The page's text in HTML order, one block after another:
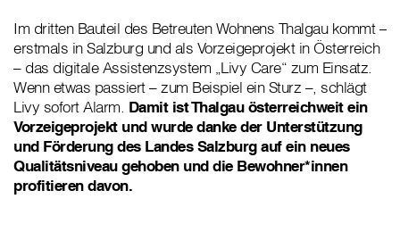
Im dritten Bauteil des Betreuten Wohnens Thalgau kommt –
erstmals in Salzburg und als Vorzeigeprojekt in Österreich
– das digitale Assistenzsystem „Livy Care“ zum Einsatz.
Wenn etwas passiert – zum Beispiel ein Sturz –, schlägt
Livy sofort Alarm. Damit ist Thalgau österreichweit ein
Vorzeigeprojekt und wurde danke der Unterstützung
und Förderung des Landes Salzburg auf ein neues
Qualitätsniveau gehoben und die Bewohner*innen
profitieren davon.